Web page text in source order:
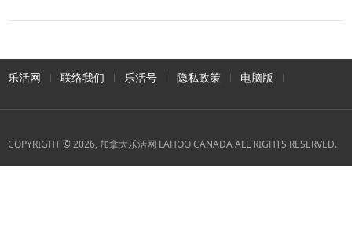
乐活网 联络我们 乐活号 隐私政策 电脑版
COPYRIGHT © 2026, 加拿大乐活网 LAHOO CANADA ALL RIGHTS RESERVED.